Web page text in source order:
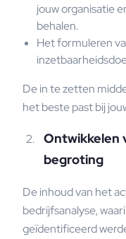
jouw organisatie
behalen.
Het formuleren
De in te zetten
het beste past bij
Ontwikkelen
begroting
De inhoud van het
bedrijfsanalyse,
geïdentificeerd